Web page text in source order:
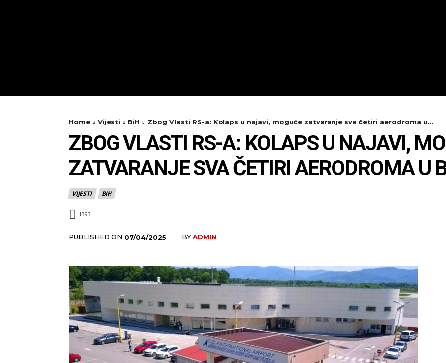
Home Vijesti BiH Zbog Vlasti RS-a: Kolaps u najavi, moguće zatvaranje sva četiri aerodroma u...
ZBOG VLASTI RS-A: KOLAPS U NAJAVI,
ZATVARANJE SVA ČETIRI AERODROMA U
VIJESTI BIH
1393
PUBLISHED ON 07/04/2025 BYADMIN